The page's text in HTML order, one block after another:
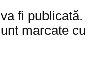
fi publicată.
marcate cu